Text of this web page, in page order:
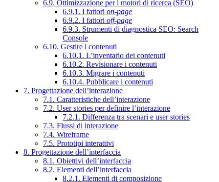
6.9. Ottimizzazione per i motori di ricerca (SEO)
6.9.1. I fattori on-page
6.9.2. I fattori off-page
6.9.3. Strumenti di diagnostica SEO: Search
Console
6.10. Gestire i contenuti
6.10.1. L’inventario dei contenuti
6.10.2. Revisionare i contenuti
6.10.3. Migrare i contenuti
6.10.4. Pubblicare i contenuti
7. Progettazione dell’interazione
7.1. Caratteristiche dell’interazione
7.2. User stories per definire l’interazione
7.2.1. Differenza tra scenari e user stories
7.3. Flussi di interazione
7.4. Wireframe
7.5. Prototipi interattivi
8. Progettazione dell’interfaccia
8.1. Obiettivi dell’interfaccia
8.2. Elementi dell’interfaccia
8.2.1. Elementi di composizione